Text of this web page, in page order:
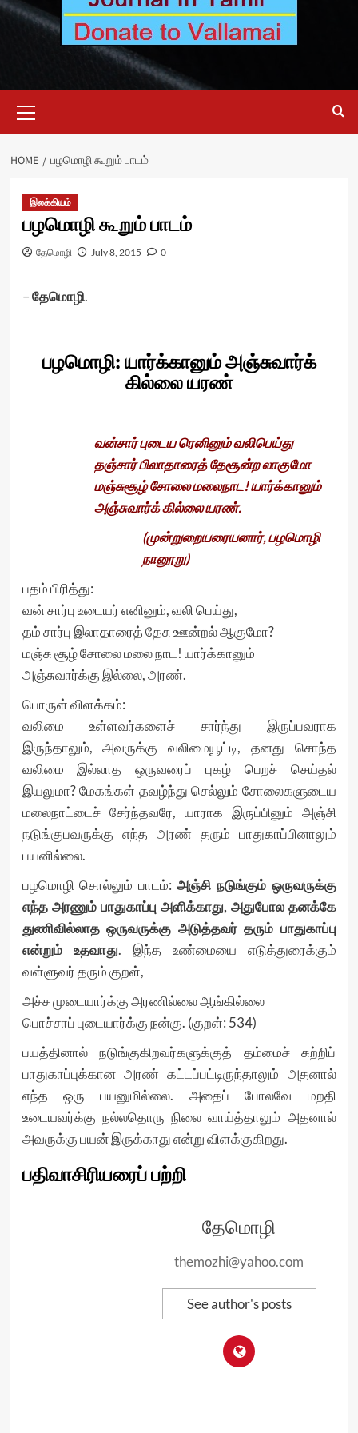
Menu
HOME பழமொழி கூறும் பாடம்
இலக்கியம்
பழமொழி கூறும் பாடம்
தேமொழி July 8, 2015 0
–தேமொழி.
பழமொழி: யார்க்கானும் அஞ்சுவார்க்
கில்லை யரண்
வன்சார் புடைய ரெனினும் வலிபெய்து
தஞ்சார் பிலாதாரைத் தேசூன்ற லாகுமோ
மஞ்சுசூழ் சோலை மலைநாட! யார்க்கானும்
அஞ்சுவார்க் கில்லை யரண்.
(முன்றுறையரையனார், பழமொழி
நானூறு)
பதம் பிரித்து:
வன் சார்பு உடையர் எனினும், வலி பெய்து,
தம் சார்பு இலாதாரைத் தேசு ஊன்றல் ஆகுமோ?
மஞ்சு சூழ் சோலை மலை நாட! யார்க்கானும்
அஞ்சுவார்க்கு இல்லை, அரண்.
பொருள் விளக்கம்:
வலிமை உள்ளவர்களைச் சார்ந்து இருப்பவராக
இருந்தாலும், அவருக்கு வலிமையூட்டி, தனது சொந்த
வலிமை இல்லாத ஒருவரைப் புகழ் பெறச் செய்தல்
இயலுமா? மேகங்கள் தவழ்ந்து செல்லும் சோலைகளுடைய
மலைநாட்டைச் சேர்ந்தவரே, யாராக இருப்பினும் அஞ்சி
நடுங்குபவருக்கு எந்த அரண் தரும் பாதுகாப்பினாலும்
பயனில்லை.
பழமொழி சொல்லும் பாடம்:அஞ்சி நடுங்கும் ஒருவருக்கு
எந்த அரணும் பாதுகாப்பு அளிக்காது, அதுபோல தனக்கே
துணிவில்லாத ஒருவருக்கு அடுத்தவர் தரும் பாதுகாப்பு
என்றும் உதவாது. இந்த உண்மையை எடுத்துரைக்கும்
வள்ளுவர் தரும் குறள்,
அச்ச முடையார்க்கு அரணில்லை ஆங்கில்லை
பொச்சாப் புடையார்க்கு நன்கு. (குறள்: 534)
பயத்தினால் நடுங்குகிறவர்களுக்குத் தம்மைச் சுற்றிப்
பாதுகாப்புக்கான அரண் கட்டப்பட்டிருந்தாலும் அதனால்
எந்த ஒரு பயனுமில்லை. அதைப் போலவே மறதி
உடையவர்க்கு நல்லதொரு நிலை வாய்த்தாலும் அதனால்
அவருக்கு பயன் இருக்காது என்று விளக்குகிறது.
பதிவாசிரியரைப் பற்றி
தேமொழி
themozhi@yahoo.com
See author's posts